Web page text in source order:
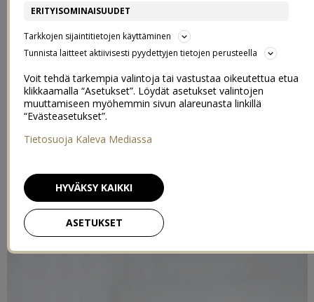
Huomenta ihanat!
Aikaisessa aamussa on nyt ihanan syksyinen fiilis. Harmittaa oikein,
ettei ollut kunnon kameraa käsillä, kun katselin silmästä silmään
kettua, joka maleksi usvaisella sänkipellolla. Upea näky!
Mutta hei, luontokuvien puutteessa tyydytään nyt “muotikuviin”.
Tällä kertaa tosin minimitoitukseen, sillä oli ihan pakko kuvailla
ERITYISOMINAISUUDET
Tarkkojen sijaintitietojen käyttäminen
Tunnista laitteet aktiivisesti pyydettyjen tietojen perusteella
Voit tehdä tarkempia valintoja tai vastustaa oikeutettua etua
klikkaamalla “Asetukset”. Löydät asetukset valintojen
muuttamiseen myöhemmin sivun alareunasta linkillä
“Evästeasetukset”.
Tietosuoja Kaleva Mediassa
ASETUKSET
HYVÄKSY KAIKKI